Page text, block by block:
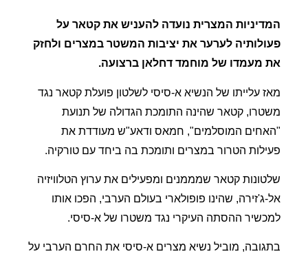
המדיניות המצרית נועדה להעניש את קטאר על
פעולותיה לערער את יציבות המשטר במצרים ולחזק
את מעמדו של מוחמד דחלאן ברצועה.
מאז עלייתו של הנשיא א-סיסי לשלטון פועלת קטאר נגד
משטרו, קטאר שהינה התומכת הגדולה של תנועת
"האחים המוסלמים", חמאס ודאע"ש מעודדת את
פעילות הטרור במצרים ותומכת בה ביחד עם טורקיה.
שלטונות קטאר שמממנים ומפעילים את ערוץ הטלוויזיה
אל-ג'זירה, שהינו פופולארי בעולם הערבי, הפכו אותו
למכשיר ההסתה העיקרי נגד משטרו של א-סיסי.
בתגובה, מוביל נשיא מצרים א-סיסי את החרם הערבי על